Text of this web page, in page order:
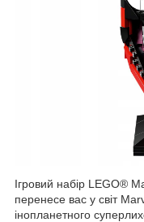
Ігровий набір LEGO®
перенесе вас у світ
інопланетного